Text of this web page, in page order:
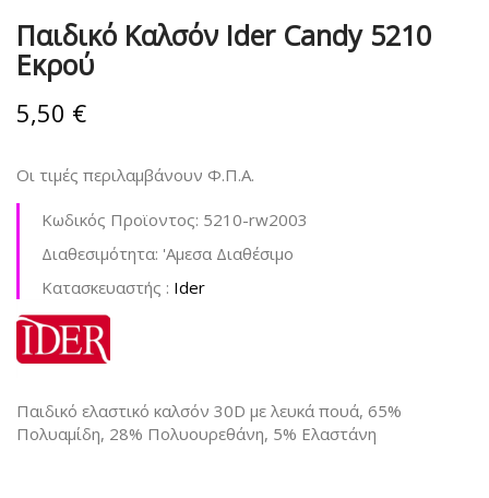
Παιδικό Καλσόν Ider Candy 5210
Εκρού
5,50 €
Οι τιμές περιλαμβάνουν Φ.Π.Α.
Κωδικός Προϊοντος: 5210-rw2003
Διαθεσιμότητα: 'Aμεσα Διαθέσιμο
Kατασκευαστής : Ider
Παιδικό ελαστικό καλσόν 30D με λευκά πουά, 65%
Πολυαμίδη, 28% Πολυουρεθάνη, 5% Ελαστάνη